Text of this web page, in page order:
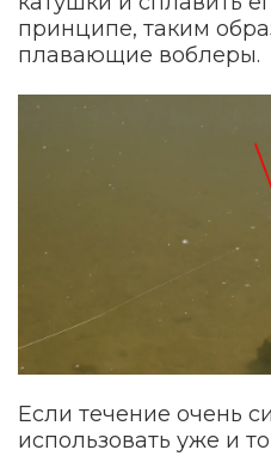
принципе, таким
плавающие воблеры.
Если течение очень
использовать уже и